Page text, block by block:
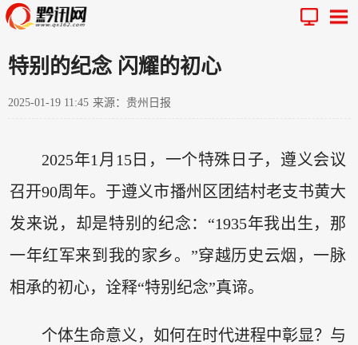
特别的纪念 闪耀的初心
2025-01-19 11:45 来源：贵州日报
2025年1月15日，一个特殊日子，遵义会议
召开90周年。于遵义市播州区团结村老支书黄大
发来说，却是特别的纪念：“1935年我出生，那
一年红军来到我的家乡。”穿越历史云烟，一脉
相承的初心，诠释“特别纪念”真谛。
个体生命意义，如何在时代进程中彰显？与